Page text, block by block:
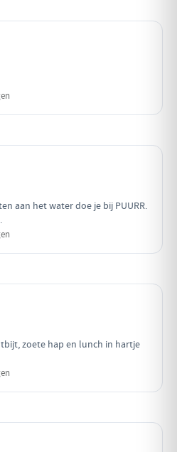
aan het water doe je bij PUURR.
zoete hap en lunch in hartje